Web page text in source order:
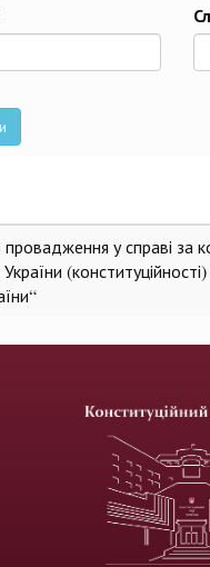
провадження у справі